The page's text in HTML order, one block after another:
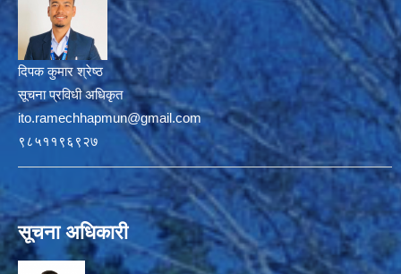
दिपक कुमार श्रेष्ठ
सूचना प्रविधी अधिकृत
ito.ramechhapmun@gmail.com
९८५११९६९२७
सूचना अधिकारी